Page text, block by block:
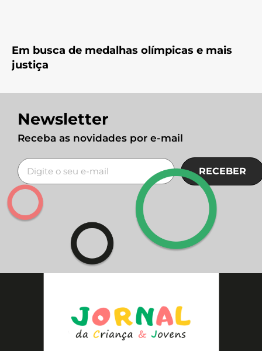
Em busca de medalhas olímpicas e mais
justiça
Newsletter
Receba as novidades por e-mail
RECEBER